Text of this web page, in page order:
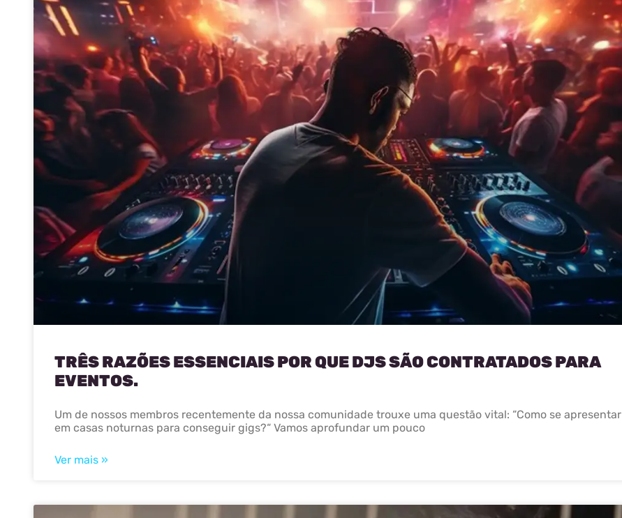
TRÊS RAZÕES ESSENCIAIS POR QUE DJS SÃO CONTRATADOS PARA
EVENTOS.
Um de nossos membros recentemente da nossa comunidade trouxe uma questão vital: “Como se apresentar
em casas noturnas para conseguir gigs?“ Vamos aprofundar um pouco
Ver mais »